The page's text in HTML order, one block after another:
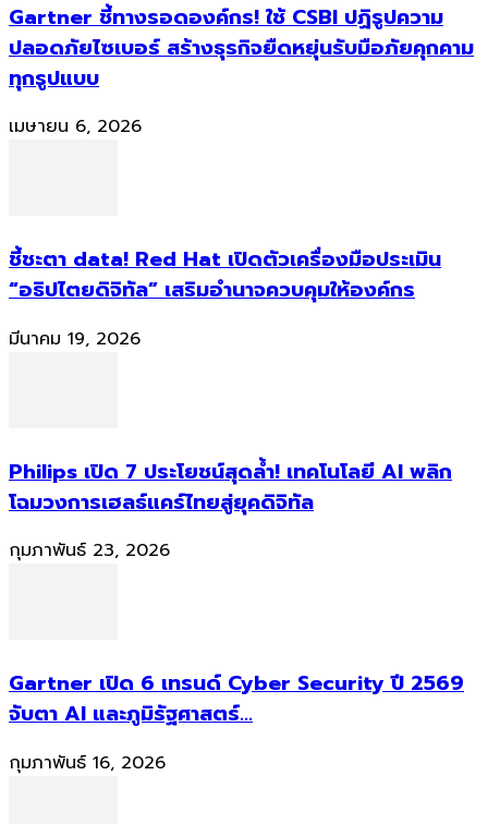
Gartner ชี้ทางรอดองค์กร! ใช้ CSBI ปฏิรูปความ
ปลอดภัยไซเบอร์ สร้างธุรกิจยืดหยุ่นรับมือภัยคุกคาม
ทุกรูปแบบ
เมษายน 6, 2026
ชี้ชะตา data! Red Hat เปิดตัวเครื่องมือประเมิน
“อธิปไตยดิจิทัล” เสริมอำนาจควบคุมให้องค์กร
มีนาคม 19, 2026
Philips เปิด 7 ประโยชน์สุดล้ำ! เทคโนโลยี AI พลิก
โฉมวงการเฮลธ์แคร์ไทยสู่ยุคดิจิทัล
กุมภาพันธ์ 23, 2026
Gartner เปิด 6 เทรนด์ Cyber Security ปี 2569
จับตา AI และภูมิรัฐศาสตร์...
กุมภาพันธ์ 16, 2026